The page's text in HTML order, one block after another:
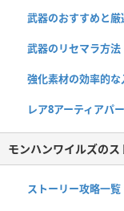
武器のおすすめと厳
武器のリセマラ方法
強化素材の効率的
レア8アーティアパ
モンハンワイルズのス
ストーリー攻略一覧